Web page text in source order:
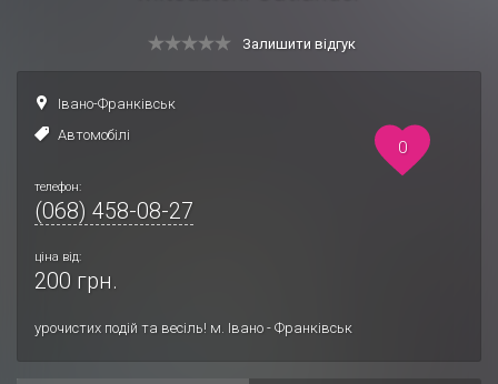
Залишити відгук
Івано-Франківськ
Автомобілі
телефон:
(068) 458-08-27
ціна від:
200 грн.
урочистих подій та весіль! м. Івано - Франківськ
0